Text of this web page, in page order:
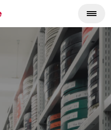
e condividere il cinema